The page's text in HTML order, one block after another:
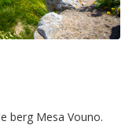
berg Mesa Vouno.